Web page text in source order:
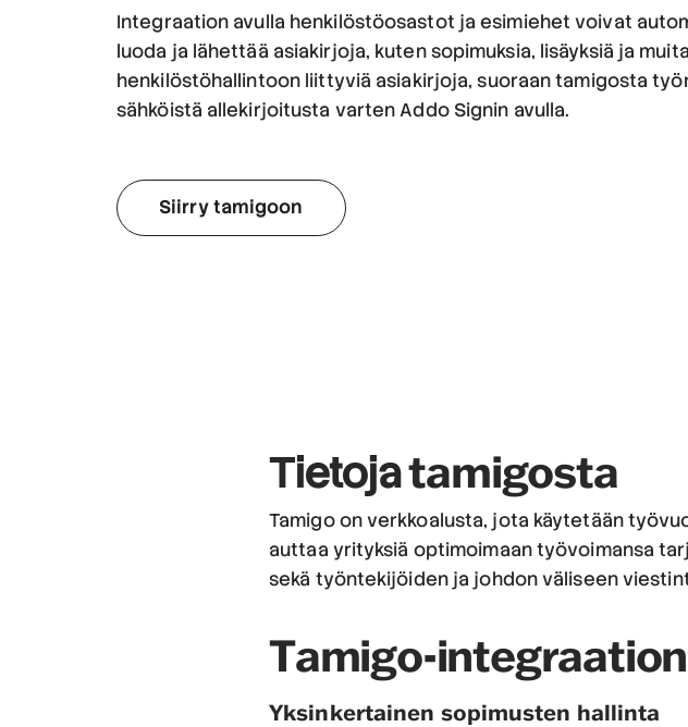
Integraation avulla henkilöstöosastot ja esimiehet voivat
luoda ja lähettää asiakirjoja, kuten sopimuksia, lisäyksiä ja muita
henkilöstöhallintoon liittyviä asiakirjoja, suoraan tamigosta
sähköistä allekirjoitusta varten Addo Signin avulla.
Siirry tamigoon
Tietojatamigosta
Tamigo on verkkoalusta, jota käytetään
auttaa yrityksiä optimoimaan työvoimansa
sekä työntekijöiden ja johdon väliseen
Tamigo-integraation
Yksinkertainen sopimusten hallinta